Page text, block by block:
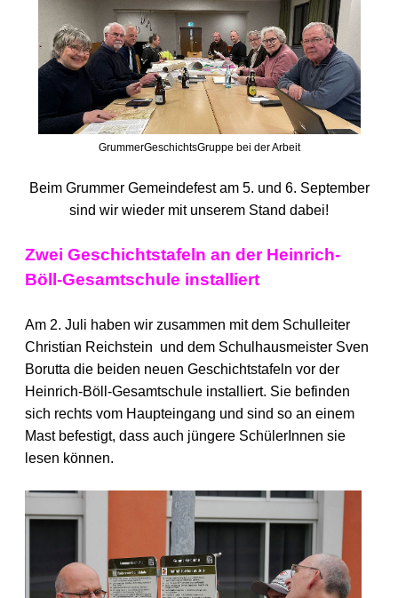
GrummerGeschichtsGruppe bei der Arbeit
Beim Grummer Gemeindefest am 5. und 6. September
sind wir wieder mit unserem Stand dabei!
Zwei Geschichtstafeln an der Heinrich-
Böll-Gesamtschule installiert
Am 2. Juli haben wir zusammen mit dem Schulleiter
Christian Reichstein und dem Schulhausmeister Sven
Borutta die beiden neuen Geschichtstafeln vor der
Heinrich-Böll-Gesamtschule installiert. Sie befinden
sich rechts vom Haupteingang und sind so an einem
Mast befestigt, dass auch jüngere SchülerInnen sie
lesen können.